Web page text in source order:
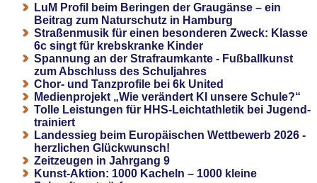
LuM Profil beim Beringen der Graugänse – ein
Beitrag zum Naturschutz in Hamburg
Straßenmusik für einen besonderen Zweck: Klasse
6c singt für krebskranke Kinder
Spannung an der Strafraumkante - Fußballkunst
zum Abschluss des Schuljahres
Chor- und Tanzprofile bei 6k United
Medienprojekt „Wie verändert KI unsere Schule?“
Tolle Leistungen für HHS-Leichtathletik bei Jugend-
trainiert
Landessieg beim Europäischen Wettbewerb 2026 -
herzlichen Glückwunsch!
Zeitzeugen in Jahrgang 9
Kunst-Aktion: 1000 Kacheln – 1000 kleine